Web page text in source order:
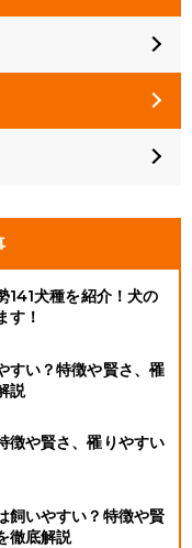
141犬種を紹介！犬の
す！
すい？特徴や賢さ、罹
説
徴や賢さ、罹りやすい
飼いやすい？特徴や賢
徹底解説